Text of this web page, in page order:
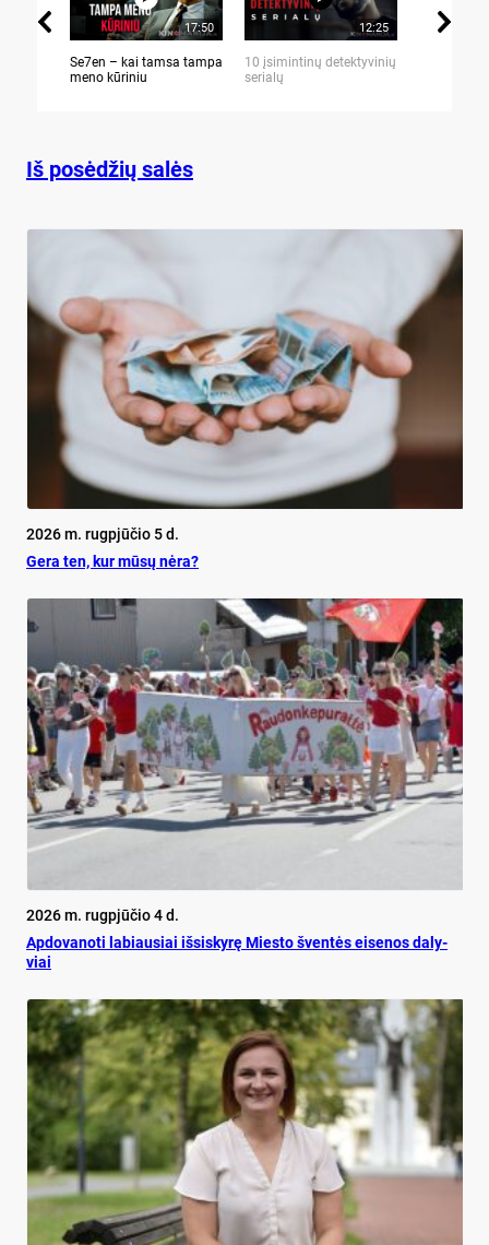
17:50
Se7en – kai tamsa tampa
meno kūriniu
12:25
10 įsimintinų detektyvinių
serialų
Iš posėdžių salės
2026 m. rugpjūčio 5 d.
Ge­ra ten, kur mū­sų nė­ra?
2026 m. rugpjūčio 4 d.
Ap­do­va­no­ti la­biau­siai iš­si­sky­rę Mies­to šven­tės ei­se­nos da­ly­
viai